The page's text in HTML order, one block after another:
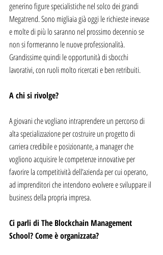
generino figure specialistiche nel solco dei grandi
Megatrend. Sono migliaia già oggi le richieste inevase
e molte di più lo saranno nel prossimo decennio se
non si formeranno le nuove professionalità.
Grandissime quindi le opportunità di sbocchi
lavorativi, con ruoli molto ricercati e ben retribuiti.
A chi si rivolge?
A giovani che vogliano intraprendere un percorso di
alta specializzazione per costruire un progetto di
carriera credibile e posizionante, a manager che
vogliono acquisire le competenze innovative per
favorire la competitività dell’azienda per cui operano,
ad imprenditori che intendono evolvere e sviluppare il
business della propria impresa.
Ci parli di The Blockchain Management
School? Come è organizzata?